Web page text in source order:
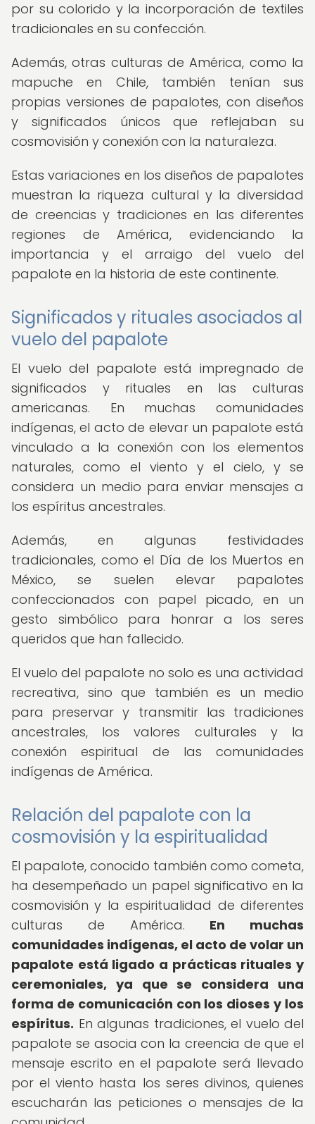
por su colorido y la incorporación de textiles
tradicionales en su confección.
Además, otras culturas de América, como la
mapuche en Chile, también tenían sus
propias versiones de papalotes, con diseños
y significados únicos que reflejaban su
cosmovisión y conexión con la naturaleza.
Estas variaciones en los diseños de papalotes
muestran la riqueza cultural y la diversidad
de creencias y tradiciones en las diferentes
regiones de América, evidenciando la
importancia y el arraigo del vuelo del
papalote en la historia de este continente.
Significados y rituales asociados al
vuelo del papalote
El vuelo del papalote está impregnado de
significados y rituales en las culturas
americanas. En muchas comunidades
indígenas, el acto de elevar un papalote está
vinculado a la conexión con los elementos
naturales, como el viento y el cielo, y se
considera un medio para enviar mensajes a
los espíritus ancestrales.
Además, en algunas festividades
tradicionales, como el Día de los Muertos en
México, se suelen elevar papalotes
confeccionados con papel picado, en un
gesto simbólico para honrar a los seres
queridos que han fallecido.
El vuelo del papalote no solo es una actividad
recreativa, sino que también es un medio
para preservar y transmitir las tradiciones
ancestrales, los valores culturales y la
conexión espiritual de las comunidades
indígenas de América.
Relación del papalote con la
cosmovisión y la espiritualidad
El papalote, conocido también como cometa,
ha desempeñado un papel significativo en la
cosmovisión y la espiritualidad de diferentes
culturas de América. En muchas
comunidades indígenas, el acto de volar un
papalote está ligado a prácticas rituales y
ceremoniales, ya que se considera una
forma de comunicación con los dioses y los
espíritus. En algunas tradiciones, el vuelo del
papalote se asocia con la creencia de que el
mensaje escrito en el papalote será llevado
por el viento hasta los seres divinos, quienes
escucharán las peticiones o mensajes de la